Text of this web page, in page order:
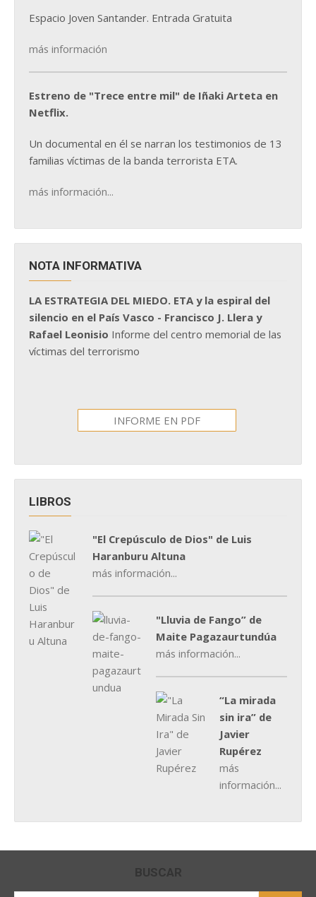
Espacio Joven Santander. Entrada Gratuita
más información
Estreno de "Trece entre mil" de Iñaki Arteta en
Netflix.
Un documental en él se narran los testimonios de 13
familias víctimas de la banda terrorista ETA.
más información...
NOTA INFORMATIVA
LA ESTRATEGIA DEL MIEDO. ETA y la espiral del
silencio en el País Vasco - Francisco J. Llera y
Rafael Leonisio Informe del centro memorial de las
víctimas del terrorismo
INFORME EN PDF
LIBROS
"El Crepúsculo de Dios" de Luis
Haranburu Altuna
más información...
"Lluvia de Fango” de
Maite Pagazaurtundúa
más información...
“La mirada
sin ira” de
Javier
Rupérez
más
información...
BUSCAR